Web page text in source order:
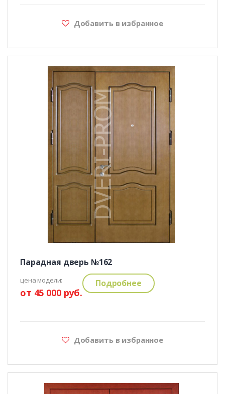
Добавить в избранное
Парадная дверь №162
цена модели:
от 45 000 руб.
Подробнее
Добавить в избранное